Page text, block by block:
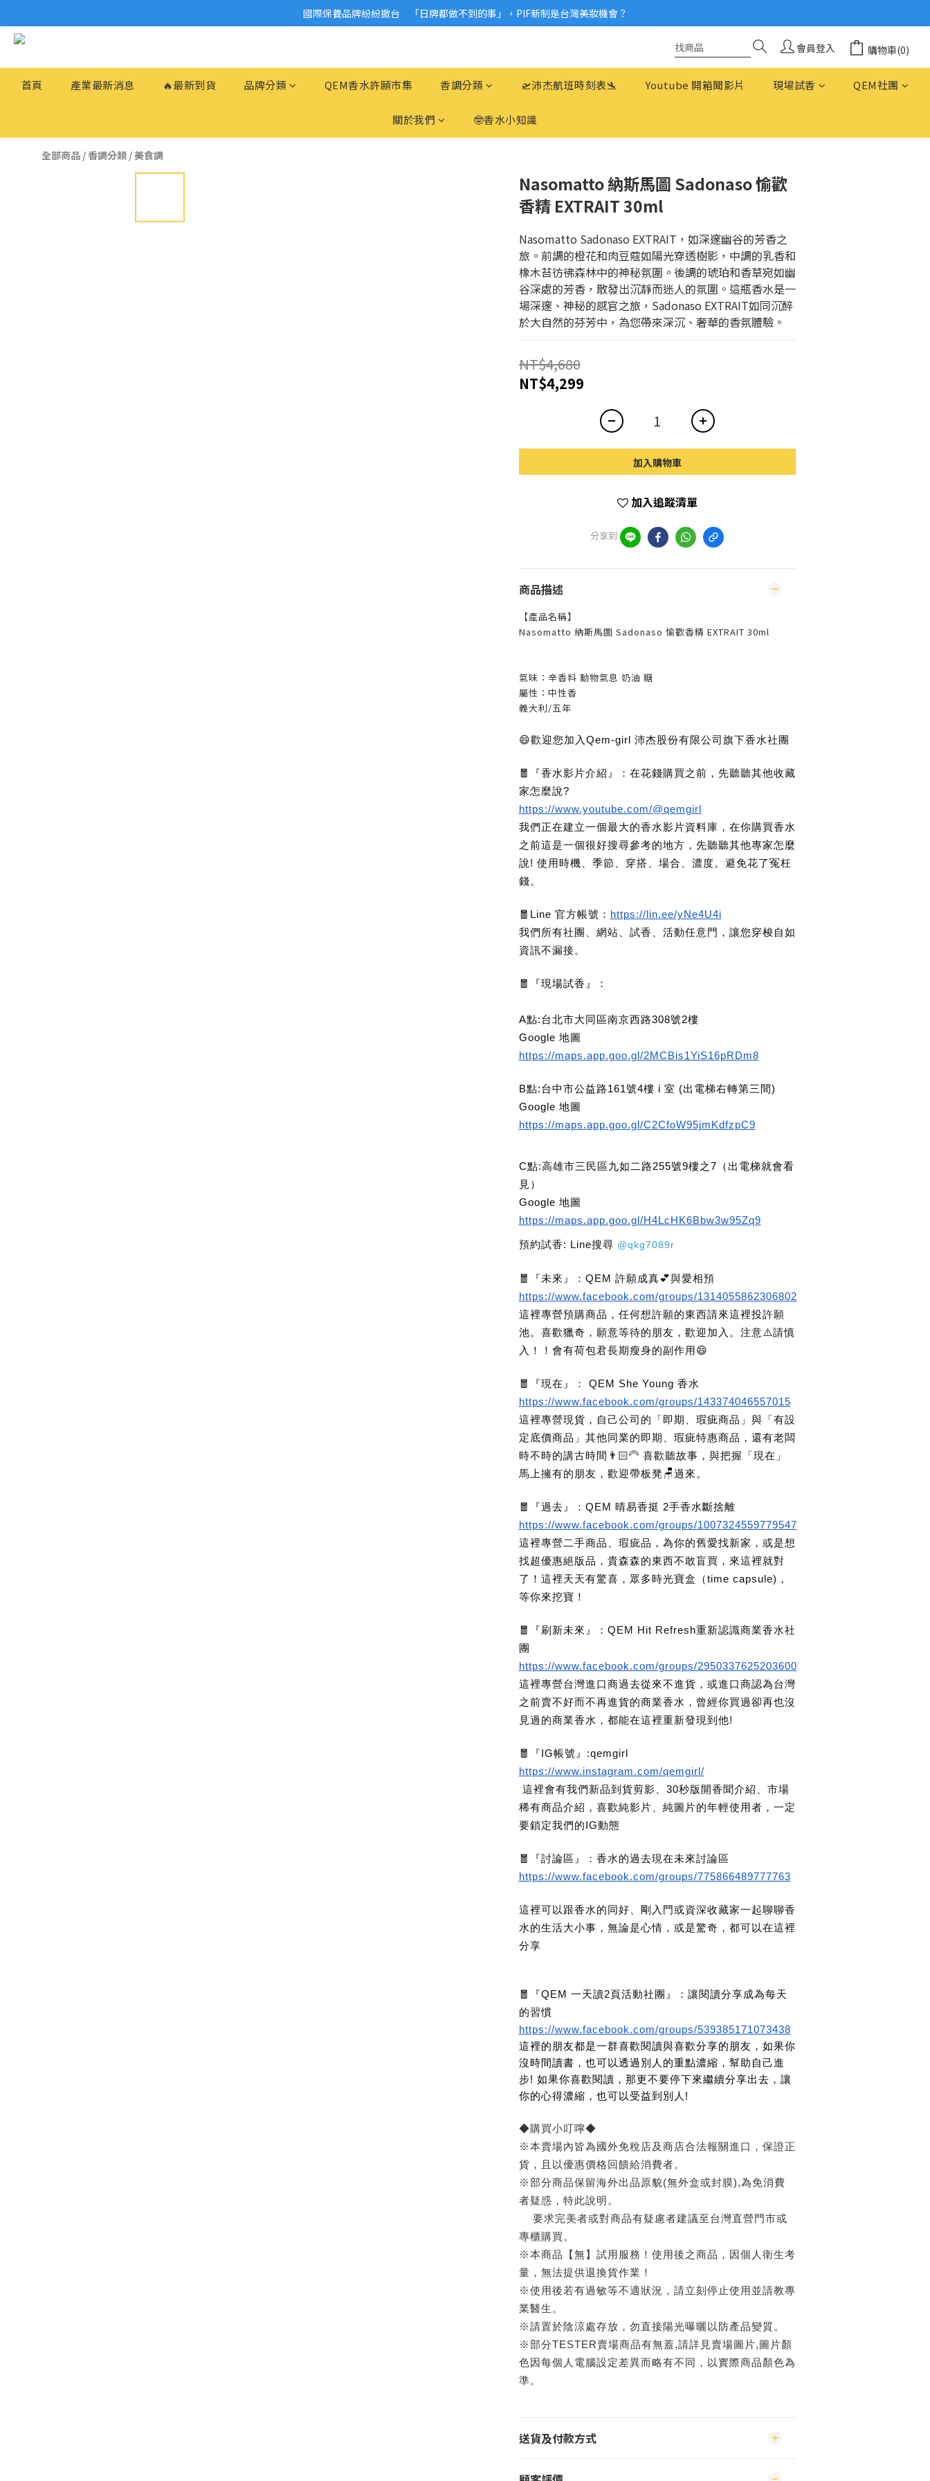
2026美妝小樣、試用品變少？PIF化妝品身分證7月上路！消費者必懂5觀念
國際保養品牌紛紛撤台　「日牌都做不到的事」，PIF新制是台灣美妝機會？
會員登入 購物車(0)
首頁 產業最新消息 🔥最新到貨 品牌分類 QEM香水許願市集 香調分類 🛫沛杰航班時刻表🛬 Youtube 開箱聞影片 現場試香 QEM社團
關於我們 🤓香水小知識
全部商品 /香調分類 /美食調
Nasomatto 納斯馬圖 Sadonaso 愉歡
香精 EXTRAIT 30ml
Nasomatto Sadonaso EXTRAIT，如深邃幽谷的芳香之
旅。前調的橙花和肉豆蔻如陽光穿透樹影，中調的乳香和
橡木苔彷彿森林中的神秘氛圍。後調的琥珀和香草宛如幽
谷深處的芳香，散發出沉靜而迷人的氛圍。這瓶香水是一
場深邃、神秘的感官之旅，Sadonaso EXTRAIT如同沉醉
於大自然的芬芳中，為您帶來深沉、奢華的香氛體驗。
NT$4,680
NT$4,299
加入購物車
加入追蹤清單
分享到
商品描述
【產品名稱】
Nasomatto 納斯馬圖 Sadonaso 愉歡香精 EXTRAIT 30ml
氣味：辛香料 動物氣息 奶油 糖
屬性：中性香
義大利/五年
😄歡迎您加入Qem-girl 沛杰股份有限公司旗下香水社團
🧧『香水影片介紹』：在花錢購買之前，先聽聽其他收藏
家怎麼說?
https://www.youtube.com/@qemgirl
我們正在建立一個最大的香水影片資料庫，在你購買香水
之前這是一個很好搜尋參考的地方，先聽聽其他專家怎麼
說! 使用時機、季節、穿搭、場合、濃度。避免花了冤枉
錢。
🧧Line 官方帳號： https://lin.ee/yNe4U4i
我們所有社團、網站、試香、活動任意門，讓您穿梭自如
資訊不漏接。
🧧 『現場試香』：
A點:台北市大同區南京西路308號2樓
Google 地圖
https://maps.app.goo.gl/2MCBis1YiS16pRDm8
B點:台中市公益路161號4樓 i 室 (出電梯右轉第三間)
Google 地圖
https://maps.app.goo.gl/C2CfoW95jmKdfzpC9
C點:高雄市三民區九如二路255號9樓之7（出電梯就會看
見）
Google 地圖
https://maps.app.goo.gl/H4LcHK6Bbw3w95Zq9
預約試香: Line搜尋 @qkg7089r
🧧『未來』：QEM 許願成真💕與愛相預
https://www.facebook.com/groups/1314055862306802
這裡專營預購商品，任何想許願的東西請來這裡投許願
池。喜歡獵奇，願意等待的朋友，歡迎加入。注意⚠️請慎
入！！會有荷包君長期瘦身的副作用😄
🧧『現在』： QEM She Young 香水
https://www.facebook.com/groups/143374046557015
這裡專營現貨，自己公司的「即期、瑕疵商品」與「有設
定底價商品」其他同業的即期、瑕疵特惠商品，還有老闆
時不時的講古時間👨🏻‍🦳 喜歡聽故事，與把握「現在」
馬上擁有的朋友，歡迎帶板凳🪑過來。
🧧『過去』：QEM 晴易香挺 2手香水斷捨離
https://www.facebook.com/groups/1007324559779547
這裡專營二手商品、瑕疵品，為你的舊愛找新家，或是想
找超優惠絕版品，貴森森的東西不敢盲買，來這裡就對
了！這裡天天有驚喜，眾多時光寶盒（time capsule)，
等你來挖寶！
🧧『刷新未來』：QEM Hit Refresh重新認識商業香水社
團
https://www.facebook.com/groups/2950337625203600
這裡專營台灣進口商過去從來不進貨，或進口商認為台灣
之前賣不好而不再進貨的商業香水，曾經你買過卻再也沒
見過的商業香水，都能在這裡重新發現到他!
🧧『IG帳號』:qemgirl
https://www.instagram.com/qemgirl/
這裡會有我們新品到貨剪影、30秒版開香聞介紹、市場
稀有商品介紹，喜歡純影片、純圖片的年輕使用者，一定
要鎖定我們的IG動態
🧧『討論區』：香水的過去現在未來討論區
https://www.facebook.com/groups/775866489777763
這裡可以跟香水的同好、剛入門或資深收藏家一起聊聊香
水的生活大小事，無論是心情，或是驚奇，都可以在這裡
分享
🧧『QEM 一天讀2頁活動社團』：讓閱讀分享成為每天
的習慣
https://www.facebook.com/groups/539385171073438
這裡的朋友都是一群喜歡閱讀與喜歡分享的朋友，如果你
沒時間讀書，也可以透過別人的重點濃縮，幫助自己進
步! 如果你喜歡閱讀，那更不要停下來繼續分享出去，讓
你的心得濃縮，也可以受益到別人!
◆購買小叮嚀◆
※本賣場內皆為國外免稅店及商店合法報關進口，保證正
貨，且以優惠價格回饋給消費者。
※部分商品保留海外出品原貌(無外盒或封膜),為免消費
者疑惑，特此說明。
要求完美者或對商品有疑慮者建議至台灣直營門市或
專櫃購買。
※本商品【無】試用服務！使用後之商品，因個人衛生考
量，無法提供退換貨作業！
※使用後若有過敏等不適狀況，請立刻停止使用並請教專
業醫生。
※請置於陰涼處存放，勿直接陽光曝曬以防產品變質。
※部分TESTER賣場商品有無蓋,請詳見賣場圖片,圖片顏
色因每個人電腦設定差異而略有不同，以實際商品顏色為
準。
送貨及付款方式